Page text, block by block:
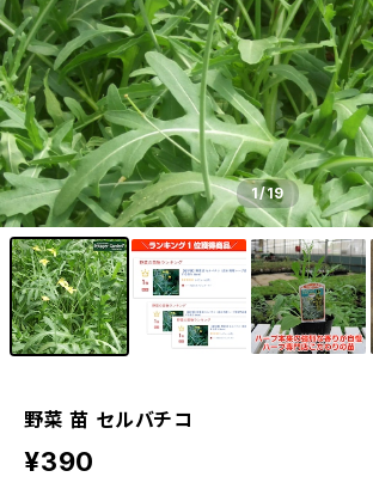
1/19
野菜 苗 セルバチコ
¥390